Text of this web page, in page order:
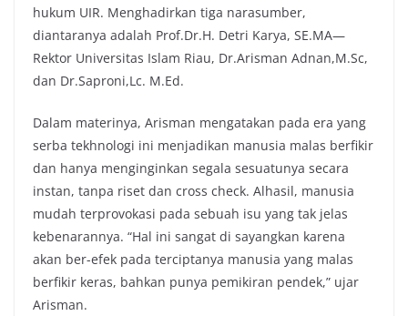
hukum UIR. Menghadirkan tiga narasumber,
diantaranya adalah Prof.Dr.H. Detri Karya, SE.MA—
Rektor Universitas Islam Riau, Dr.Arisman Adnan,M.Sc,
dan Dr.Saproni,Lc. M.Ed.
Dalam materinya, Arisman mengatakan pada era yang
serba tekhnologi ini menjadikan manusia malas berfikir
dan hanya menginginkan segala sesuatunya secara
instan, tanpa riset dan cross check. Alhasil, manusia
mudah terprovokasi pada sebuah isu yang tak jelas
kebenarannya. “Hal ini sangat di sayangkan karena
akan ber-efek pada terciptanya manusia yang malas
berfikir keras, bahkan punya pemikiran pendek,” ujar
Arisman.